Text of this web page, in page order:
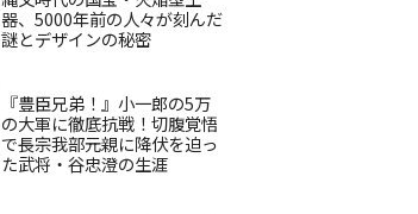
器、5000年前の人々が刻んだ
謎とデザインの秘密
『豊臣兄弟！』小一郎の5万
の大軍に徹底抗戦！切腹覚悟
で長宗我部元親に降伏を迫っ
た武将・谷忠澄の生涯